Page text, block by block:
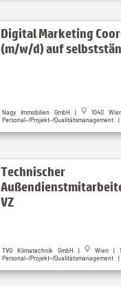
Digital Marketing
(m/w/d) auf
Nagy Immobilien GmbH |
1040
Personal-/Projekt-/
Technischer
VZ
TVG Klimatechnik GmbH |
Wien |
Personal-/Projekt-/